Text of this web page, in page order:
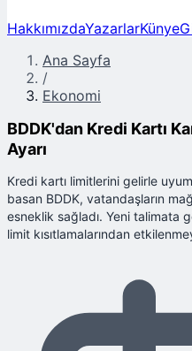
HakkımızdaYazarlarKünye
Ana Sayfa
/
Ekonomi
BDDK'dan Kredi Kartı
Ayarı
Kredi kartı limitlerini gelirle
basan BDDK, vatandaşların
esneklik sağladı. Yeni talimata
limit kısıtlamalarından